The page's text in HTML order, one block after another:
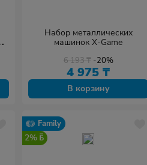
Набор металлических
машинок X-Game
6 193₸ -20%
4 975 ₸
В корзину
Family
2%